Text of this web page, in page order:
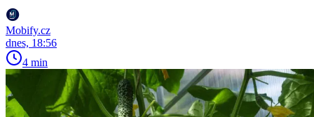
Mobify.cz
dnes, 18:56
4 min